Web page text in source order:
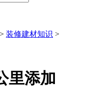
> 装修建材知识 >
里添加